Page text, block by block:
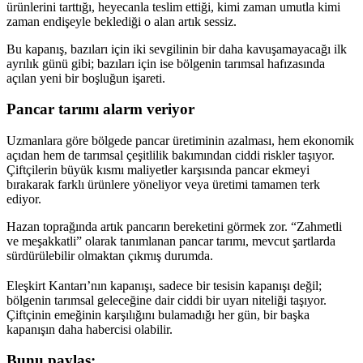
ürünlerini tarttığı, heyecanla teslim ettiği, kimi zaman umutla kimi
zaman endişeyle beklediği o alan artık sessiz.
Bu kapanış, bazıları için iki sevgilinin bir daha kavuşamayacağı ilk
ayrılık günü gibi; bazıları için ise bölgenin tarımsal hafızasında
açılan yeni bir boşluğun işareti.
Pancar tarımı alarm veriyor
Uzmanlara göre bölgede pancar üretiminin azalması, hem ekonomik
açıdan hem de tarımsal çeşitlilik bakımından ciddi riskler taşıyor.
Çiftçilerin büyük kısmı maliyetler karşısında pancar ekmeyi
bırakarak farklı ürünlere yöneliyor veya üretimi tamamen terk
ediyor.
Hazan toprağında artık pancarın bereketini görmek zor. “Zahmetli
ve meşakkatli” olarak tanımlanan pancar tarımı, mevcut şartlarda
sürdürülebilir olmaktan çıkmış durumda.
Eleşkirt Kantarı’nın kapanışı, sadece bir tesisin kapanışı değil;
bölgenin tarımsal geleceğine dair ciddi bir uyarı niteliği taşıyor.
Çiftçinin emeğinin karşılığını bulamadığı her gün, bir başka
kapanışın daha habercisi olabilir.